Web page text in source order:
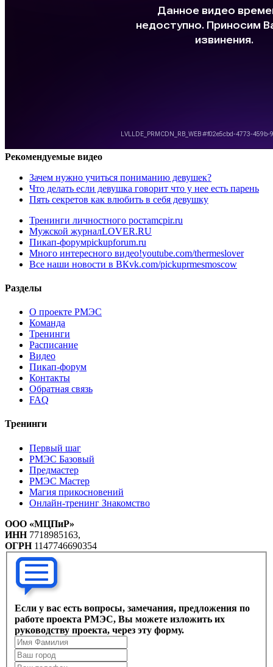
Рекомендуемые видео
Зачем нужно учиться пониманию девушек?
Что делать если девушка говорит что у нее есть парень
Пять секретов как влюбить в себя девушку
Тренинги личностного ростаmcpir.ru
Мужской журналLOVER.RU
Пикап-форумpickupforum.ru
Много интересного видео!youtube.com/thermeslover
Все наши новости в ВКvk.com/pickuprmesmoscow
Разделы
О проекте РМЭС
Команда
Тренинги
Расписание
Видео
Пикап-форум
Контакты
Обратная связь
FAQ
Тренинги
Первый шаг
РМЭС Базовый
Предмастер
РМЭС Мастер
Магия прикосновений
Онлайн-тренинг Знакомство
ООО «МЦПиР»
ИНН7718985163,
ОГРН1147746690354
Если у вас есть вопросы, замечания, предложения по
работе проекта РМЭС, Вы можете изложить их
руководству проекта, через эту форму.